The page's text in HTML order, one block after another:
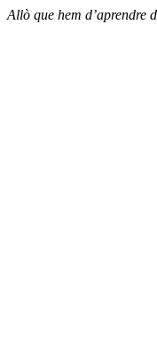
Allò que hem d’aprendre